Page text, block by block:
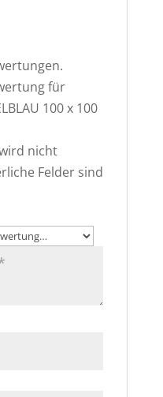
für
100 x 100
nicht
Felder sind